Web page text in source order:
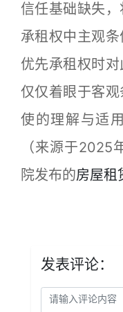
信任基础缺失
承租权中主观
优先承租权时
仅仅着眼于客
使的理解与适
（来源于2025
院发布的房屋租
发表评论：